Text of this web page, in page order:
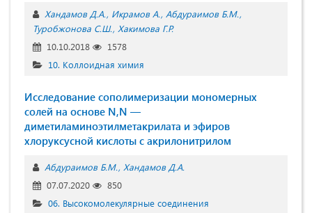
Хандамов Д.А. Икрамов А. Абдураимов Б.М.
Туробжонова С.Ш. Хакимова Г.Р.
10.10.2018
1578
10. Коллоидная химия
Исследование сополимеризации мономерных
солей на основе N,N —
диметиламиноэтилметакрилата и эфиров
хлоруксусной кислоты с акрилонитрилом
Абдураимов Б.М. Хандамов Д.А.
07.07.2020
850
06. Высокомолекулярные соединения